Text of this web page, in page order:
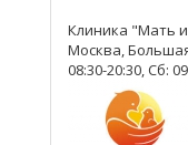
Клиника "Мать
Москва,
08:30-20:30, Сб: